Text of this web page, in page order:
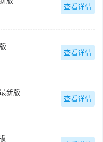
查看详情
查看详情
新版
查看详情